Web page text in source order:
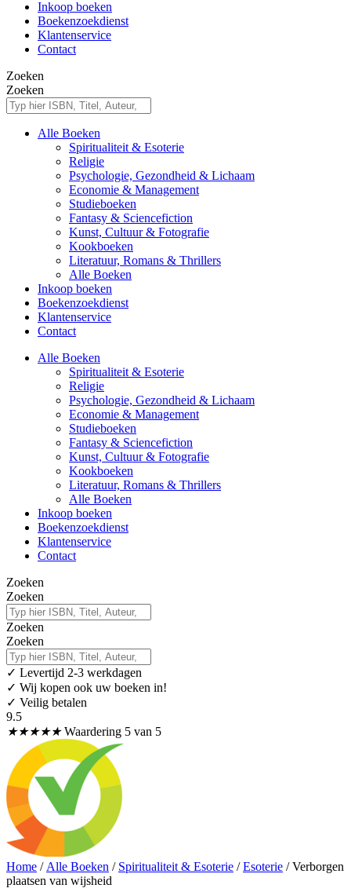
Inkoop boeken
Boekenzoekdienst
Klantenservice
Contact
Zoeken
Zoeken
Alle Boeken
Spiritualiteit & Esoterie
Religie
Psychologie, Gezondheid & Lichaam
Economie & Management
Studieboeken
Fantasy & Sciencefiction
Kunst, Cultuur & Fotografie
Kookboeken
Literatuur, Romans & Thrillers
Alle Boeken
Inkoop boeken
Boekenzoekdienst
Klantenservice
Contact
Alle Boeken
Spiritualiteit & Esoterie
Religie
Psychologie, Gezondheid & Lichaam
Economie & Management
Studieboeken
Fantasy & Sciencefiction
Kunst, Cultuur & Fotografie
Kookboeken
Literatuur, Romans & Thrillers
Alle Boeken
Inkoop boeken
Boekenzoekdienst
Klantenservice
Contact
Zoeken
Zoeken
Zoeken
Zoeken
✓ Levertijd 2-3 werkdagen
✓ Wij kopen ook uw boeken in!
✓ Veilig betalen
9.5
★★★★★ Waardering 5 van 5
Home / Alle Boeken / Spiritualiteit & Esoterie /Esoterie / Verborgen
plaatsen van wijsheid